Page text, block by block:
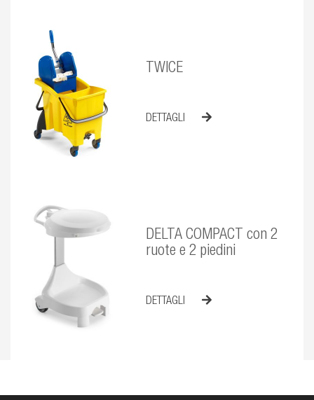
TWICE
DETTAGLI
DELTA COMPACT con 2
ruote e 2 piedini
DETTAGLI